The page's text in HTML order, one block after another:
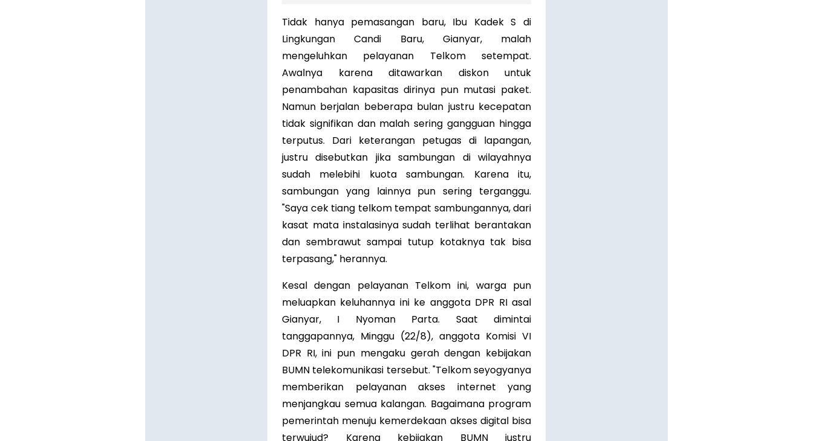
Tidak hanya pemasangan baru, Ibu Kadek S di
Lingkungan Candi Baru, Gianyar, malah
mengeluhkan pelayanan Telkom setempat.
Awalnya karena ditawarkan diskon untuk
penambahan kapasitas dirinya pun mutasi paket.
Namun berjalan beberapa bulan justru kecepatan
tidak signifikan dan malah sering gangguan hingga
terputus. Dari keterangan petugas di lapangan,
justru disebutkan jika sambungan di wilayahnya
sudah melebihi kuota sambungan. Karena itu,
sambungan yang lainnya pun sering terganggu.
"Saya cek tiang telkom tempat sambungannya, dari
kasat mata instalasinya sudah terlihat berantakan
dan sembrawut sampai tutup kotaknya tak bisa
terpasang," herannya.
Kesal dengan pelayanan Telkom ini, warga pun
meluapkan keluhannya ini ke anggota DPR RI asal
Gianyar, I Nyoman Parta. Saat dimintai
tanggapannya, Minggu (22/8), anggota Komisi VI
DPR RI, ini pun mengaku gerah dengan kebijakan
BUMN telekomunikasi tersebut. "Telkom seyogyanya
memberikan pelayanan akses internet yang
menjangkau semua kalangan. Bagaimana program
pemerintah menuju kemerdekaan akses digital bisa
terwujud? Karena kebijakan BUMN justru